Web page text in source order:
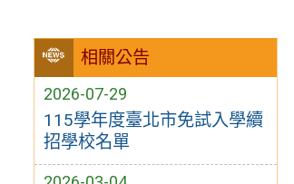
相關公告
2026-07-29
115學年度臺北市免試入學續
招學校名單